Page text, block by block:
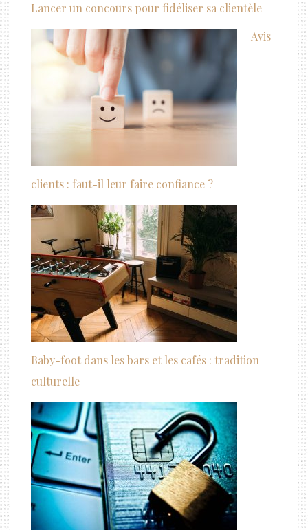
Lancer un concours pour fidéliser sa clientèle
Avis
clients : faut-il leur faire confiance ?
Baby-foot dans les bars et les cafés : tradition
culturelle